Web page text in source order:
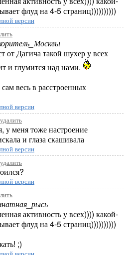
флуд на 4-5 страниц))))))))))
версии
от Дагича такой шухер у всех
и глумится над нами.
весь в расстроенных
версии
удалить
у меня тоже настроение
и глаза скашивала
версии
удалить
версии
активность у всех)))) какой-
флуд на 4-5 страниц))))))))))
;)